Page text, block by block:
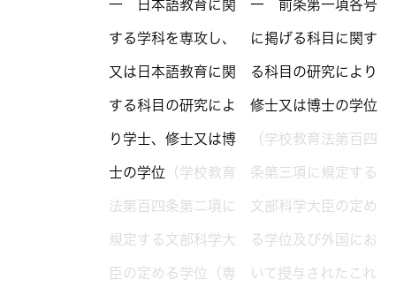
一 日本語教育に関
する学科を専攻し、
又は日本語教育に関
する科目の研究によ
り学士、修士又は博
士の学位 （学校教育
法第百四条第二項に
規定する文部科学大
臣の定める学位（専
一 前条第一項各号
に掲げる科目に関す
る科目の研究により
修士又は博士の学位
（学校教育法第百四
条第三項に規定する
文部科学大臣の定め
る学位及び外国にお
いて授与されたこれ